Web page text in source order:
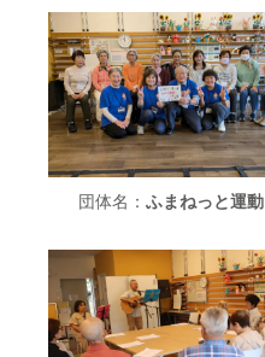
団体名：ふまねっと運動